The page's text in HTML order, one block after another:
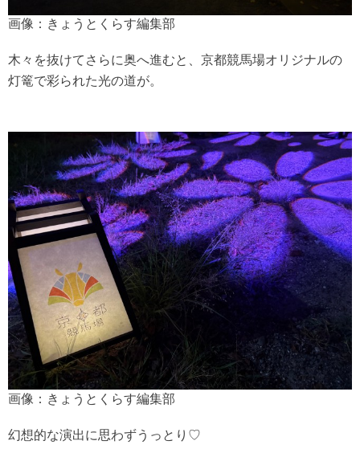
画像：きょうとくらす編集部
木々を抜けてさらに奥へ進むと、京都競馬場オリジナルの
灯篭で彩られた光の道が。
画像：きょうとくらす編集部
幻想的な演出に思わずうっとり♡